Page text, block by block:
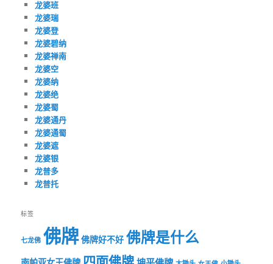
龙婆班
龙婆瑞
龙婆登
龙婆碧纳
龙婆禅南
龙婆空
龙婆纳
龙婆绝
龙婆蜀
龙婆通丹
龙婆通蜀
龙婆遮
龙婆银
龙普多
龙普托
标签
七龙佛 佛牌 佛牌好不好 佛牌是什么
四面佛牌